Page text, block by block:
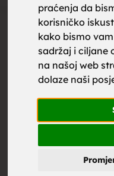
praćenja da
korisničko
kako bismo
sadržaj i ciljane
na našoj web
dolaze naši
za